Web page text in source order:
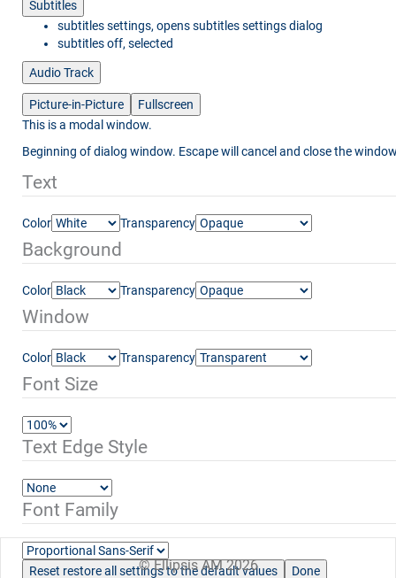
Subtitles
subtitles settings, opens subtitles settings dialog
subtitles off, selected
Audio Track
Picture-in-Picture
Fullscreen
This is a modal window.
Beginning of dialog window. Escape will cancel and close the
Text
Color Transparency
Background
Color Transparency
Window
Color Transparency
Font Size
Text Edge Style
Font Family
Reset restore all settings to the default values
Done
© Ellipsis AM 2026